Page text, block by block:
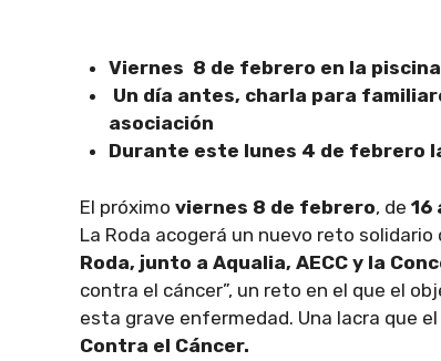
Viernes 8 de febrero en la
Un día antes, charla para
asociación
Durante este lunes 4 de febrero
El próximo viernes 8 de febrero, de 16
La Roda acogerá un nuevo reto
Roda, junto a Aqualia, AECC y la
contra el cáncer”, un reto en el que el
esta grave enfermedad. Una lacra que
Contra el Cáncer.